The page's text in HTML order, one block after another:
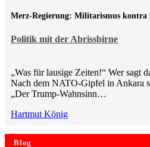
Politik mit der Abrissbirne
Merz-Regierung: Militarismus kontra
„Was für lausige Zeiten!“ Wer sagt
Nach dem NATO-Gipfel in Ankara
„Der Trump-Wahnsinn…
Hartmut König
Blog